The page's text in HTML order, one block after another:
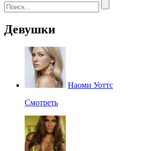
Девушки
Наоми Уоттс
Смотреть